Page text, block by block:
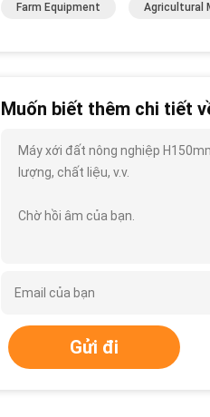
Farm Equipment Agricultural
Muốn biết thêm chi tiết
Máy xới đất nông nghiệp
lượng, chất liệu, v.v.
Chờ hồi âm của bạn.
Gửi đi